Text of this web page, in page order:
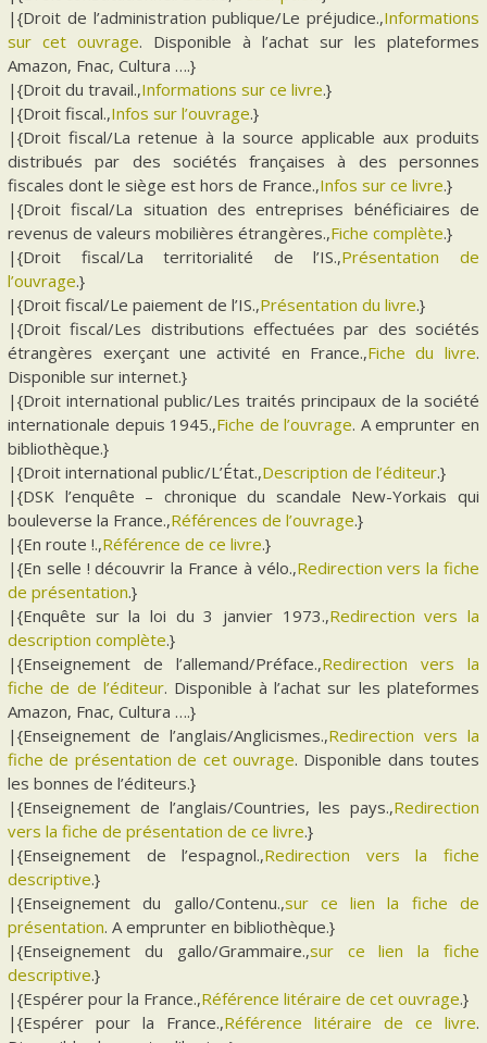
|{Droit de l’administration publique/Le préjudice.,Informations
sur cet ouvrage. Disponible à l’achat sur les plateformes
Amazon, Fnac, Cultura ….}
|{Droit du travail.,Informations sur ce livre.}
|{Droit fiscal.,Infos sur l’ouvrage.}
|{Droit fiscal/La retenue à la source applicable aux produits
distribués par des sociétés françaises à des personnes
fiscales dont le siège est hors de France.,Infos sur ce livre.}
|{Droit fiscal/La situation des entreprises bénéficiaires de
revenus de valeurs mobilières étrangères.,Fiche complète.}
|{Droit fiscal/La territorialité de l’IS.,Présentation de
l’ouvrage.}
|{Droit fiscal/Le paiement de l’IS.,Présentation du livre.}
|{Droit fiscal/Les distributions effectuées par des sociétés
étrangères exerçant une activité en France.,Fiche du livre.
Disponible sur internet.}
|{Droit international public/Les traités principaux de la société
internationale depuis 1945.,Fiche de l’ouvrage. A emprunter en
bibliothèque.}
|{Droit international public/L’État.,Description de l’éditeur.}
|{DSK l’enquête – chronique du scandale New-Yorkais qui
bouleverse la France.,Références de l’ouvrage.}
|{En route !.,Référence de ce livre.}
|{En selle ! découvrir la France à vélo.,Redirection vers la fiche
de présentation.}
|{Enquête sur la loi du 3 janvier 1973.,Redirection vers la
description complète.}
|{Enseignement de l’allemand/Préface.,Redirection vers la
fiche de de l’éditeur. Disponible à l’achat sur les plateformes
Amazon, Fnac, Cultura ….}
|{Enseignement de l’anglais/Anglicismes.,Redirection vers la
fiche de présentation de cet ouvrage. Disponible dans toutes
les bonnes de l’éditeurs.}
|{Enseignement de l’anglais/Countries, les pays.,Redirection
vers la fiche de présentation de ce livre.}
|{Enseignement de l’espagnol.,Redirection vers la fiche
descriptive.}
|{Enseignement du gallo/Contenu.,sur ce lien la fiche de
présentation. A emprunter en bibliothèque.}
|{Enseignement du gallo/Grammaire.,sur ce lien la fiche
descriptive.}
|{Espérer pour la France.,Référence litéraire de cet ouvrage.}
|{Espérer pour la France.,Référence litéraire de ce livre.